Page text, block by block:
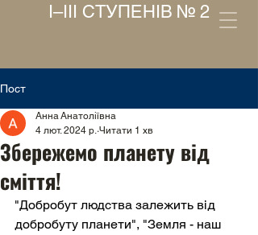
І–ІІІ СТУПЕНІВ № 2
Пост
Збережемо планету від
сміття!
Анна Анатоліївна
4 лют. 2024 р. Читати 1 хв
"Добробут людства залежить від
добробуту планети", "Земля - наш